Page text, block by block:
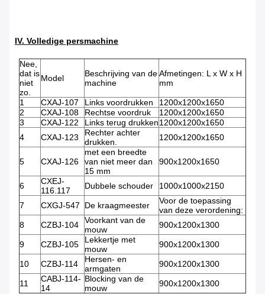
IV. Volledige persmachine
Nee,
dat is
niet
zo.
Model
Beschrijving van de
machine
Afmetingen: L x W x H
mm
1 CXAJ-107 Links voordrukken
1200x1200x1650
2
CXAJ-108 Rechtse voordruk
1200x1200x1650
3
CXAJ-122 Links terug drukken1200x1200x1650
4
CXAJ-123
Rechter achter
drukken.
1200x1200x1650
5 CXAJ-126
met een breedte
van niet meer dan
15 mm
900x1200x1650
6
CXEJ-
116.117
Dubbele schouder 1000x1000x2150
7 CXGJ-547 De kraagmeester
Voor de toepassing
van deze verordening:
8
CZBJ-104
Voorkant van de
mouw
900x1200x1300
9 CZBJ-105
Lekkertje met
mouw
900x1200x1300
10 CZBJ-114
Hersen- en
armgaten
900x1200x1300
11
CABJ-114-
14
Blocking van de
mouw
900x1200x1300